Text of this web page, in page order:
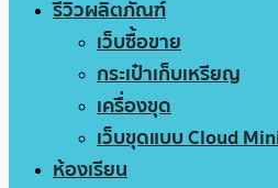
รีวิวผลิตภัณฑ์
เว็บซื้อขาย
กระเป๋าเก็บเหรียญ
เครื่องขุด
เว็บขุดแบบ Cloud
ห้องเรียน